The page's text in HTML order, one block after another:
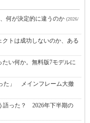
何が決定的に違うのか (2026/
トは成功しないのか、ある
い何か。無料版7モデルに
た」 メインフレーム大撤
語った？ 2026年下半期の